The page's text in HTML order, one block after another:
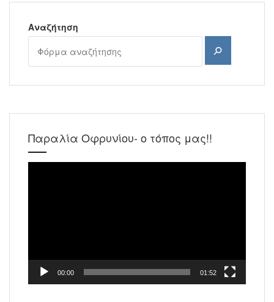
Αναζήτηση
Αναζήτηση
Παραλία Οφρυνίου- ο τόπος μας!!
00:00 01:52